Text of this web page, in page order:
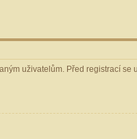
uživatelům. Před registrací se